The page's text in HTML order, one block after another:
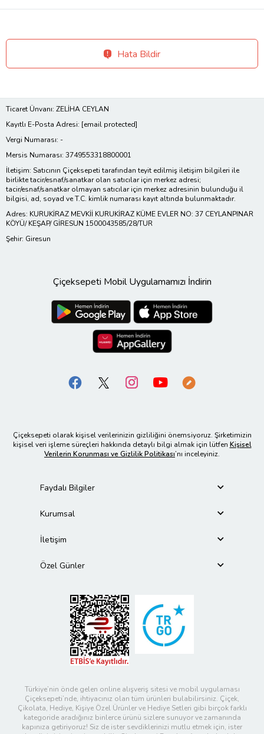
Hata Bildir
Ticaret Ünvanı: ZELİHA CEYLAN
Kayıtlı E-Posta Adresi: [email protected]
Vergi Numarası: -
Mersis Numarası: 3749553318800001
İletişim: Satıcının Çiçeksepeti tarafından teyit edilmiş iletişim bilgileri ile
birlikte tacir/esnaf/sanatkar olan satıcılar için merkez adresi;
tacir/esnaf/sanatkar olmayan satıcılar için merkez adresinin bulunduğu il
bilgisi, ad, soyad ve T.C. kimlik numarası kayıt altında bulunmaktadır.
Adres: KURUKİRAZ MEVKİİ KURUKİRAZ KÜME EVLER NO: 37 CEYLANPINAR
KÖYÜ/ KEŞAP/ GİRESUN 1500043585/28/TUR
Şehir: Giresun
Çiçeksepeti Mobil Uygulamamızı İndirin
Çiçeksepeti olarak kişisel verilerinizin gizliliğini önemsiyoruz. Şirketimizin
kişisel veri işleme süreçleri hakkında detaylı bilgi almak için lütfen Kişisel
Verilerin Korunması ve Gizlilik Politikası’nı inceleyiniz.
Faydalı Bilgiler
Kurumsal
İletişim
Özel Günler
Türkiye’nin önde gelen online alışveriş sitesi ve mobil uygulaması
Çiçeksepeti’nde, ihtiyacınız olan tüm ürünleri bulabilirsiniz. Çiçek,
Çikolata, Hediye, Kişiye Özel Ürünler ve Hediye Setleri gibi birçok farklı
kategoride aradığınız binlerce ürünü sizlere sunuyor ve zamanında
kapınıza getiriyoruz! Siz de ister sevdiklerinizi mutlu etmek için, ister